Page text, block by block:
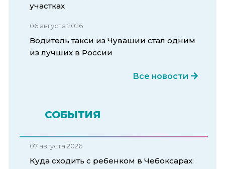
участках
06 августа 2026
Водитель такси из Чувашии стал одним
из лучших в России
Все новости
СОБЫТИЯ
07 августа 2026
Куда сходить с ребенком в Чебоксарах: